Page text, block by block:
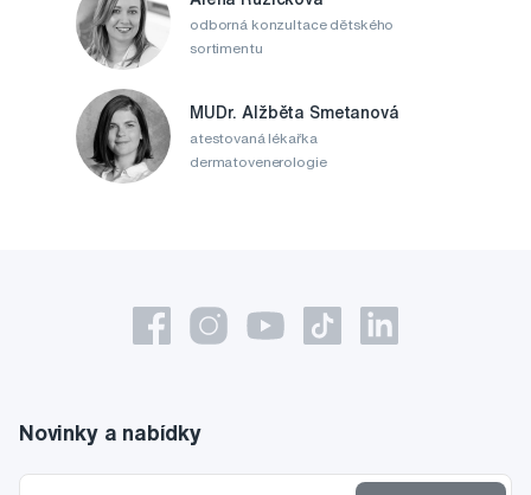
odborná konzultace dětského
sortimentu
MUDr. Alžběta Smetanová
atestovaná lékařka
dermatovenerologie
Novinky a nabídky